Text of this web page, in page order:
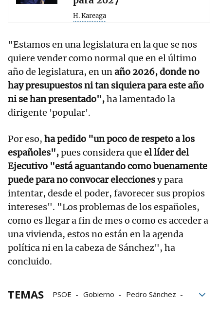
H. Kareaga
"Estamos en una legislatura en la que se nos
quiere vender como normal que en el último
año de legislatura, en unaño 2026, donde no
hay presupuestos ni tan siquiera para este año
ni se han presentado",ha lamentado la
dirigente 'popular'.
Por eso, ha pedido "un poco de respeto a los
españoles",pues considera que el líder del
Ejecutivo "está aguantando como buenamente
puede para no convocar eleccionesy para
intentar, desde el poder, favorecer sus propios
intereses". "Los problemas de los españoles,
como es llegar a fin de mes o como es acceder a
una vivienda, estos no están en la agenda
política ni en la cabeza de Sánchez", ha
concluido.
TEMAS PSOE Gobierno
Pedro Sánchez